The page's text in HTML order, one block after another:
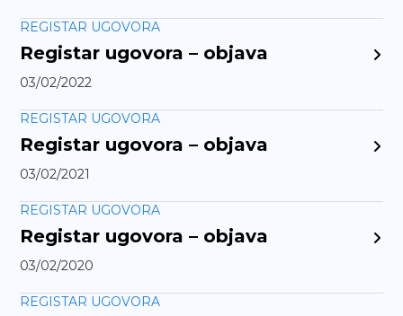
REGISTAR UGOVORA
Registar ugovora – objava
03/02/2022
REGISTAR UGOVORA
Registar ugovora – objava
03/02/2021
REGISTAR UGOVORA
Registar ugovora – objava
03/02/2020
REGISTAR UGOVORA